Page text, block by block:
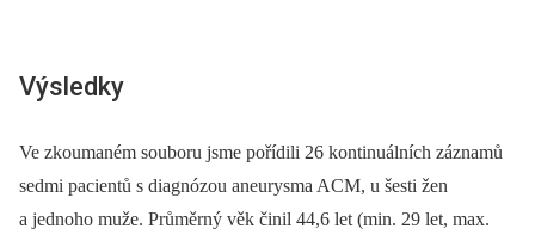
Výsledky
Ve zkoumaném souboru jsme pořídili 26 kontinuálních záznamů
sedmi pacientů s diagnózou aneurysma ACM, u šesti žen
a jednoho muže. Průměrný věk činil 44,6 let (min. 29 let, max.